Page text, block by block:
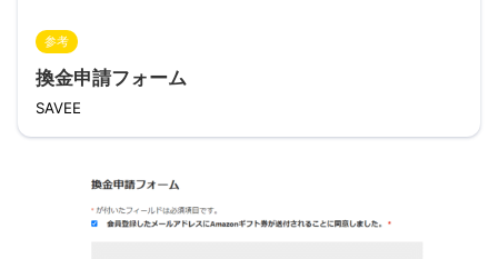
参考
換金申請フォーム
SAVEE